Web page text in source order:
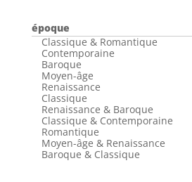
époque
Classique & Romantique
Contemporaine
Baroque
Moyen-âge
Renaissance
Classique
Renaissance & Baroque
Classique & Contemporaine
Romantique
Moyen-âge & Renaissance
Baroque & Classique